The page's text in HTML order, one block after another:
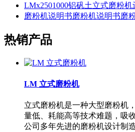
LMx2501000铝矾土立式磨粉机
磨粉机说明书磨粉机说明书磨
热销产品
LM 立式磨粉机
立式磨粉机是一种大型磨粉机
量低、耗能高等技术难题，吸
公司多年先进的磨粉机设计制